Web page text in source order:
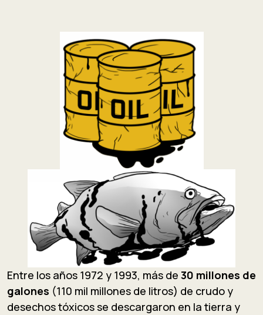
Entre los años 1972 y 1993, más de 30 millones de
galones (110 mil millones de litros) de crudo y
desechos tóxicos se descargaron en la tierra y